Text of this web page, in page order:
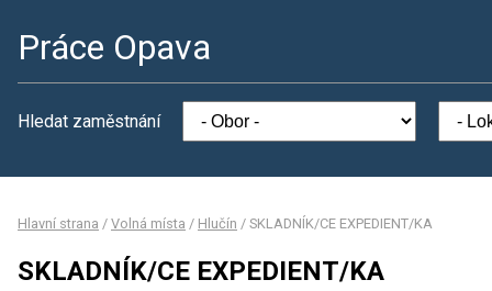
Práce Opava
Hledat zaměstnání
Hlavní strana / Volná místa / Hlučín / SKLADNÍK/CE EXPEDIENT/KA
SKLADNÍK/CE EXPEDIENT/KA